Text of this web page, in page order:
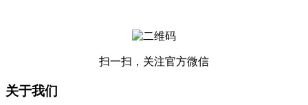
扫一扫，关注官方微信
关于我们